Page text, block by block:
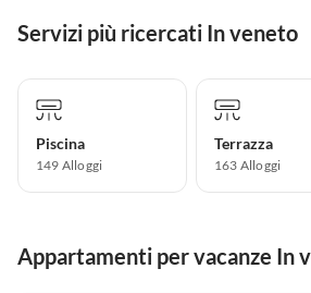
Servizi più ricercati In veneto
Piscina
149 Alloggi
Terrazza
163 Alloggi
Appartamenti per vacanze In